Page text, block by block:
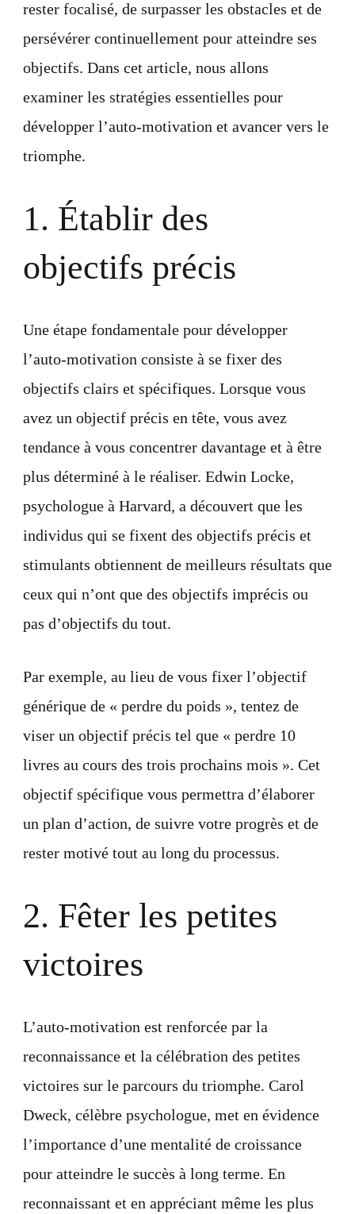
rester focalisé, de surpasser les obstacles et de
persévérer continuellement pour atteindre ses
objectifs. Dans cet article, nous allons
examiner les stratégies essentielles pour
développer l’auto-motivation et avancer vers le
triomphe.
1. Établir des
objectifs précis
Une étape fondamentale pour développer
l’auto-motivation consiste à se fixer des
objectifs clairs et spécifiques. Lorsque vous
avez un objectif précis en tête, vous avez
tendance à vous concentrer davantage et à être
plus déterminé à le réaliser. Edwin Locke,
psychologue à Harvard, a découvert que les
individus qui se fixent des objectifs précis et
stimulants obtiennent de meilleurs résultats que
ceux qui n’ont que des objectifs imprécis ou
pas d’objectifs du tout.
Par exemple, au lieu de vous fixer l’objectif
générique de « perdre du poids », tentez de
viser un objectif précis tel que « perdre 10
livres au cours des trois prochains mois ». Cet
objectif spécifique vous permettra d’élaborer
un plan d’action, de suivre votre progrès et de
rester motivé tout au long du processus.
2. Fêter les petites
victoires
L’auto-motivation est renforcée par la
reconnaissance et la célébration des petites
victoires sur le parcours du triomphe. Carol
Dweck, célèbre psychologue, met en évidence
l’importance d’une mentalité de croissance
pour atteindre le succès à long terme. En
reconnaissant et en appréciant même les plus